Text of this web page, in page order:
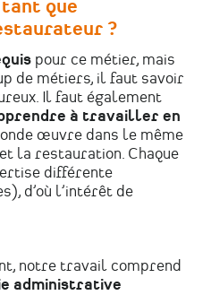
que
?
pour ce métier, mais
de métiers, il faut savoir
Il faut également
à travailler en
œuvre dans le même
la restauration. Chaque
différente
d’où l’intérêt de
notre travail comprend
administrative